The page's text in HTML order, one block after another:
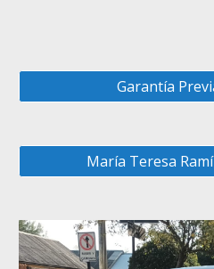
Garantía
María Teresa